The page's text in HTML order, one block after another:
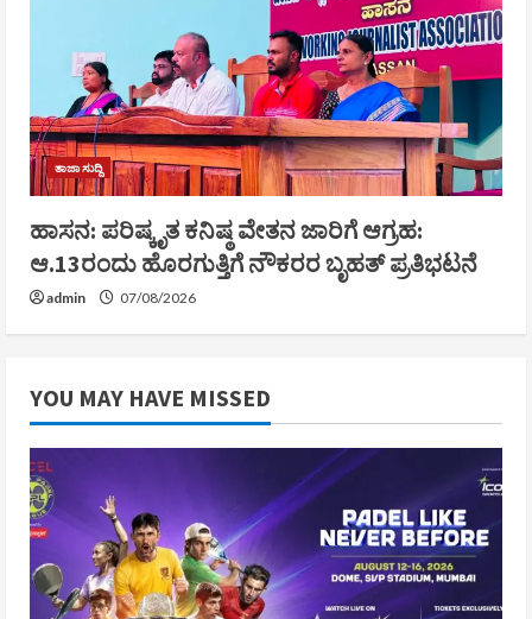
ತಾಜಾ ಸುದ್ದಿ
ಹಾಸನ: ಪರಿಷ್ಕೃತ ಕನಿಷ್ಠ ವೇತನ ಜಾರಿಗೆ ಆಗ್ರಹ:
ಆ.13ರಂದು ಹೊರಗುತ್ತಿಗೆ ನೌಕರರ ಬೃಹತ್ ಪ್ರತಿಭಟನೆ
admin 07/08/2026
YOU MAY HAVE MISSED